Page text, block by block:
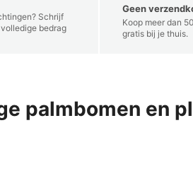
Schrijf
bedrag
Geen
Koop meer dan
gratis bij je thuis.
palmbomen en